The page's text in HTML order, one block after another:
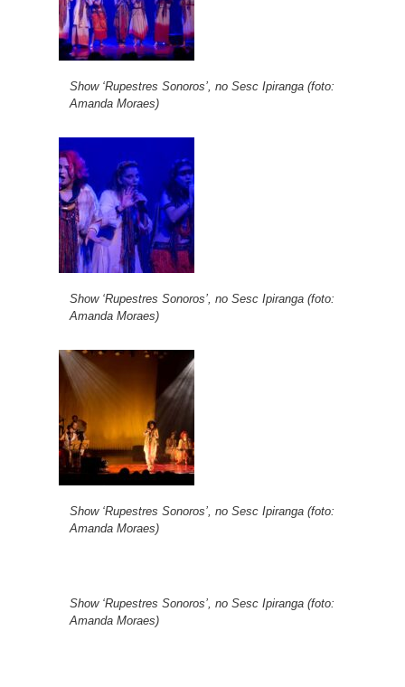
Show ‘Rupestres Sonoros’, no Sesc Ipiranga (foto:
Amanda Moraes)
Show ‘Rupestres Sonoros’, no Sesc Ipiranga (foto:
Amanda Moraes)
Show ‘Rupestres Sonoros’, no Sesc Ipiranga (foto:
Amanda Moraes)
Show ‘Rupestres Sonoros’, no Sesc Ipiranga (foto:
Amanda Moraes)